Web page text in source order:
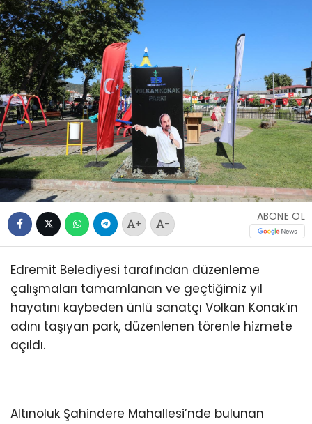
+ -
ABONE OL
Edremit Belediyesi tarafından düzenleme
çalışmaları tamamlanan ve geçtiğimiz yıl
hayatını kaybeden ünlü sanatçı Volkan Konak’ın
adını taşıyan park, düzenlenen törenle hizmete
açıldı.
Altınoluk Şahindere Mahallesi’nde bulunan